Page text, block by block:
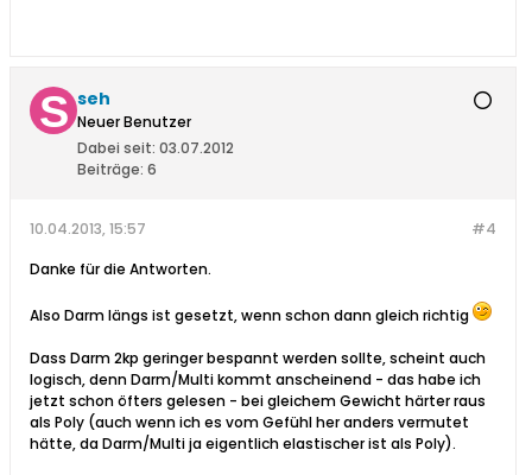
seh
Neuer Benutzer
Dabei seit: 03.07.2012
Beiträge: 6
#4
10.04.2013, 15:57
Danke für die Antworten.
Also Darm längs ist gesetzt, wenn schon dann gleich richtig
Dass Darm 2kp geringer bespannt werden sollte, scheint auch
logisch, denn Darm/Multi kommt anscheinend - das habe ich
jetzt schon öfters gelesen - bei gleichem Gewicht härter raus
als Poly (auch wenn ich es vom Gefühl her anders vermutet
hätte, da Darm/Multi ja eigentlich elastischer ist als Poly).